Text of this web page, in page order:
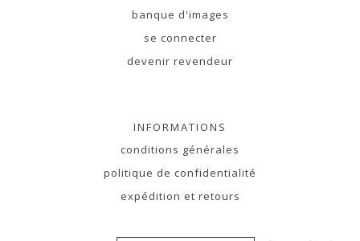
banque d'images
se connecter
devenir revendeur
INFORMATIONS
conditions générales
politique de confidentialité
expédition et retours